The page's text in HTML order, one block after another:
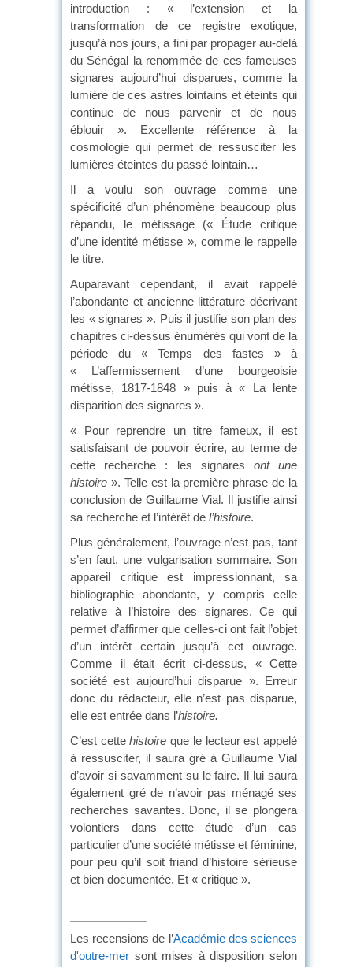
introduction : « l’extension et la
transformation de ce registre exotique,
jusqu’à nos jours, a fini par propager au-delà
du Sénégal la renommée de ces fameuses
signares aujourd’hui disparues, comme la
lumière de ces astres lointains et éteints qui
continue de nous parvenir et de nous
éblouir ». Excellente référence à la
cosmologie qui permet de ressusciter les
lumières éteintes du passé lointain…
Il a voulu son ouvrage comme une
spécificité d’un phénomène beaucoup plus
répandu, le métissage (« Étude critique
d’une identité métisse », comme le rappelle
le titre.
Auparavant cependant, il avait rappelé
l’abondante et ancienne littérature décrivant
les « signares ». Puis il justifie son plan des
chapitres ci-dessus énumérés qui vont de la
période du « Temps des fastes » à
« L’affermissement d’une bourgeoisie
métisse, 1817-1848 » puis à « La lente
disparition des signares ».
« Pour reprendre un titre fameux, il est
satisfaisant de pouvoir écrire, au terme de
cette recherche : les signares ont une
histoire ». Telle est la première phrase de la
conclusion de Guillaume Vial. Il justifie ainsi
sa recherche et l’intérêt de l’histoire.
Plus généralement, l’ouvrage n’est pas, tant
s’en faut, une vulgarisation sommaire. Son
appareil critique est impressionnant, sa
bibliographie abondante, y compris celle
relative à l’histoire des signares. Ce qui
permet d’affirmer que celles-ci ont fait l’objet
d’un intérêt certain jusqu’à cet ouvrage.
Comme il était écrit ci-dessus, « Cette
société est aujourd’hui disparue ». Erreur
donc du rédacteur, elle n’est pas disparue,
elle est entrée dans l’histoire.
C’est cettehistoire que le lecteur est appelé
à ressusciter, il saura gré à Guillaume Vial
d’avoir si savamment su le faire. Il lui saura
également gré de n’avoir pas ménagé ses
recherches savantes. Donc, il se plongera
volontiers dans cette étude d’un cas
particulier d’une société métisse et féminine,
pour peu qu’il soit friand d’histoire sérieuse
et bien documentée. Et « critique ».
Les recensions de l’Académie des sciences
d'outre-mer sont mises à disposition selon